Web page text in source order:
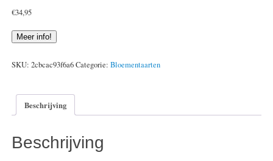
€34,95
Meer info!
SKU: 2cbcac93f6a6Categorie: Bloementaarten
Beschrijving
Beschrijving